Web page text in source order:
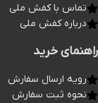
تماس با کفش ملی
درباره کفش ملی
راهنمای خرید
رویه ارسال سفارش
نحوه ثبت سفارش